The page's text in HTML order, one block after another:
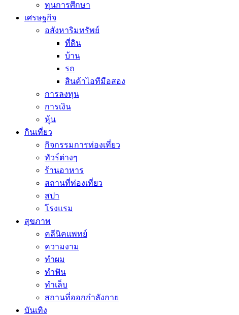
ทุนการศึกษา
เศรษฐกิจ
อสังหาริมทรัพย์
ที่ดิน
บ้าน
รถ
สินค้าไอทีมือสอง
การลงทุน
การเงิน
หุ้น
กินเที่ยว
กิจกรรมการท่องเที่ยว
ทัวร์ต่างๆ
ร้านอาหาร
สถานที่ท่องเที่ยว
สปา
โรงแรม
สุขภาพ
คลีนิคแพทย์
ความงาม
ทำผม
ทำฟัน
ทำเล็บ
สถานที่ออกกำลังกาย
บันเทิง